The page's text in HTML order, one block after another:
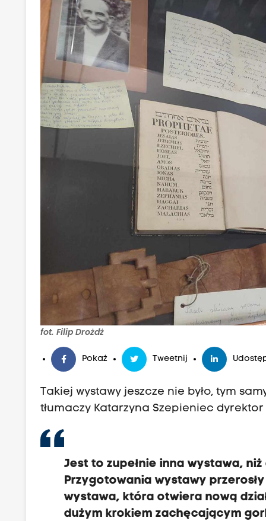
fot. Filip Drożdż
Pokaż Tweetnij
Takiej wystawy jeszcze nie było, tym
tłumaczy Katarzyna Szepieniec
Jest to zupełnie inna wystawa,
Przygotowania wystawy
wystawa, która otwiera nową
dużym krokiem zachęcającym